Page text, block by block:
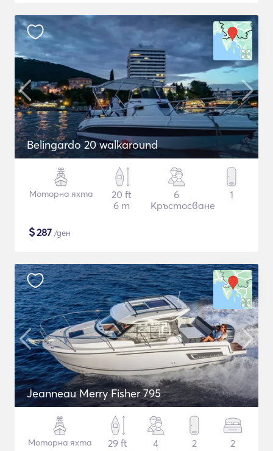
Belingardo 20 walkaround
Моторна яхта
20 ft
6 m
6
Кръстосване
1
$287 /ден
Jeanneau Merry Fisher 795
Моторна яхта
29 ft
4 2 2